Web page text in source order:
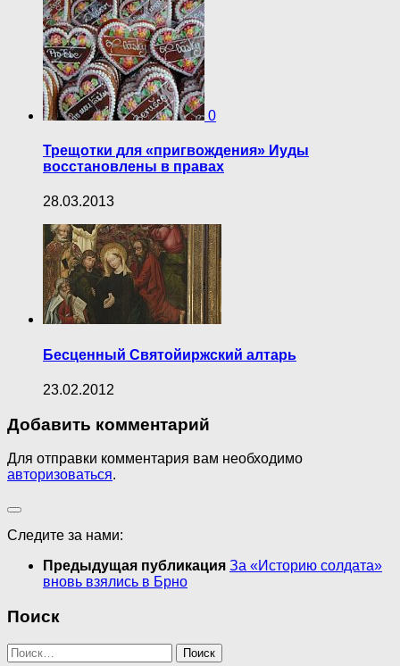
0
Трещотки для «пригвождения» Иуды
восстановлены в правах
28.03.2013
Бесценный Святойиржский алтарь
23.02.2012
Добавить комментарий
Для отправки комментария вам необходимо
авторизоваться.
Следите за нами:
Предыдущая публикация За «Историю солдата»
вновь взялись в Брно
Поиск
Найти: